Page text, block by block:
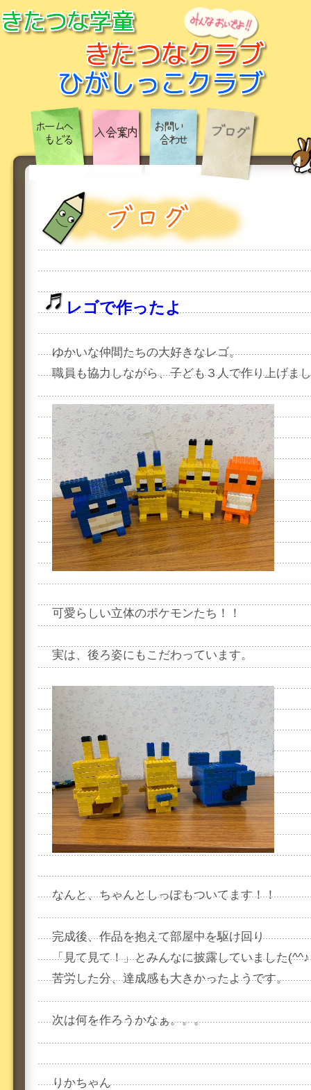
レゴで作ったよ
ゆかいな仲間たちの大好きなレゴ。
職員も協力しながら、子ども３人で作り上げま
可愛らしい立体のポケモンたち！！
実は、後ろ姿にもこだわっています。
なんと、ちゃんとしっぽもついてます！！
完成後、作品を抱えて部屋中を駆け回り
「見て見て！」とみんなに披露していました(^^♪
苦労した分、達成感も大きかったようです。
次は何を作ろうかなぁ。。。
りかちゃん